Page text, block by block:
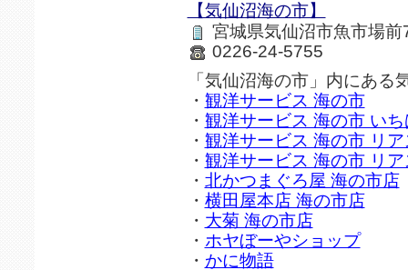
【気仙沼海の市】
宮城県気仙沼市魚市場前
0226-24-5755
「気仙沼海の市」内にある
・ 観洋サービス 海の市
・ 観洋サービス 海の市 い
・ 観洋サービス 海の市 リ
・ 観洋サービス 海の市 リ
・ 北かつまぐろ屋 海の市店
・ 横田屋本店 海の市店
・ 大菊 海の市店
・ ホヤぼーやショップ
・ かに物語